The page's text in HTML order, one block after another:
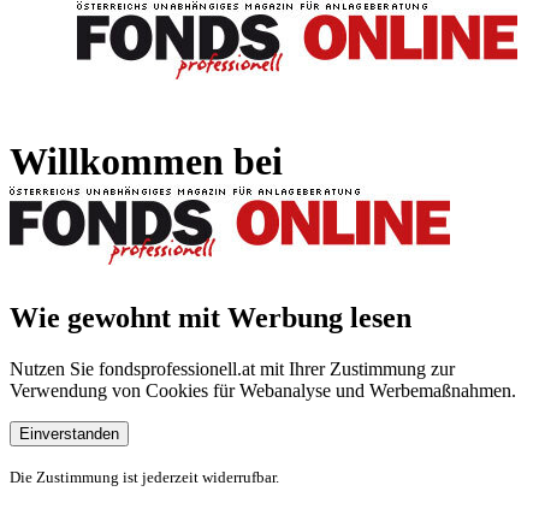
Willkommen bei
Wie gewohnt mit Werbung lesen
Nutzen Sie fondsprofessionell.at mit Ihrer Zustimmung zur
Verwendung von Cookies für Webanalyse und Werbemaßnahmen.
Einverstanden
Die Zustimmung ist jederzeit widerrufbar.